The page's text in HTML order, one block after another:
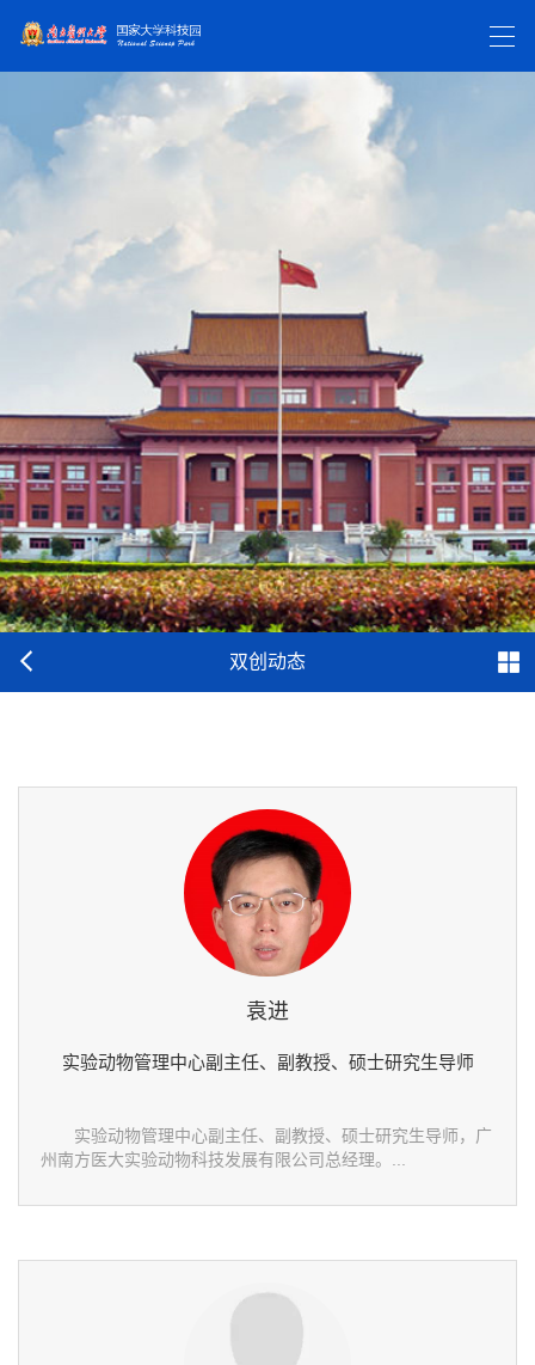
双创动态
袁进
实验动物管理中心副主任、副教授、硕士研究生导师
实验动物管理中心副主任、副教授、硕士研究生导师，广
州南方医大实验动物科技发展有限公司总经理。...